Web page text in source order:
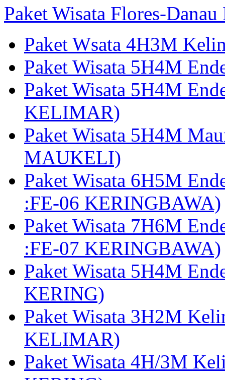
Paket Wisata Flores-
Paket Wsata 4H3M
Paket Wisata 5H4M
Paket Wisata 5H4M
KELIMAR)
Paket Wisata 5H4M
MAUKELI)
Paket Wisata 6H5M
:FE-06 KERINGBAWA)
Paket Wisata 7H6M
:FE-07 KERINGBAWA)
Paket Wisata 5H4M
KERING)
Paket Wisata 3H2M
KELIMAR)
Paket Wisata 4H/3M